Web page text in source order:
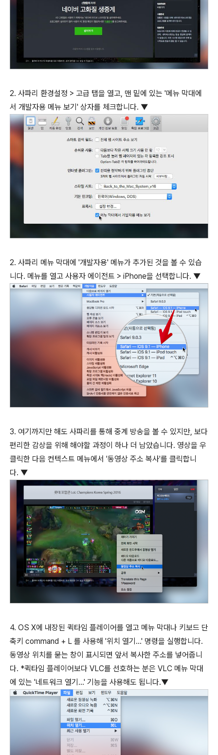
2. 사파리 환경설정 > 고급 탭을 열고, 맨 밑에 있는 '메뉴 막대에
서 개발자용 메뉴 보기' 상자를 체크합니다. ▼
2. 사파리 메뉴 막대에 '개발자용' 메뉴가 추가된 것을 볼 수 있습
니다. 메뉴를 열고 사용자 에이전트 > iPhone을 선택합니다. ▼
3. 여기까지만 해도 사파리를 통해 중계 방송을 볼 수 있지만, 보다
편리한 감상을 위해 해야할 과정이 하나 더 남았습니다. 영상을 우
클릭한 다음 컨텍스트 메뉴에서 '동영상 주소 복사'를 클릭합니
다. ▼
4. OS X에 내장된 퀵타임 플레이어를 열고 메뉴 막대나 키보드 단
축키 command + L 를 사용해 '위치 열기...' 명령을 실행합니다.
동영상 위치를 묻는 창이 표시되면 앞서 복사한 주소를 넣어줍니
다. *퀵타임 플레이어보다 VLC를 선호하는 분은 VLC 메뉴 막대
에 있는 '네트워크 열기...' 기능을 사용해도 됩니다.▼